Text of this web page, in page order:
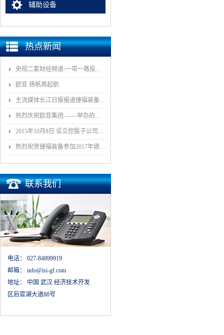
辅助设备
热点新闻
央视二套财经频道-一带一路投资指南报道我司董事长和捷福装备（武汉）股份有限公司
欧亚 扬帆再起航
主流媒体长江日报报道捷福装备（武汉）有限公司上央视2套财经栏目“一带一路栏目”
热烈庆祝欧亚集团 ——举办的《汽车白车身智能制造技术论坛》顺利召开
2015年10月8日 设立控股子公司武汉捷福鹰汽车装备有限公司决议公告
热烈祝贺捷福装备参加2017年德国埃森展取得圆满成功
联系我们
电话： 027-84899919
邮箱： info@isi-gf.com
地址： 中国 武汉 经济技术开发
区后官湖大道88号